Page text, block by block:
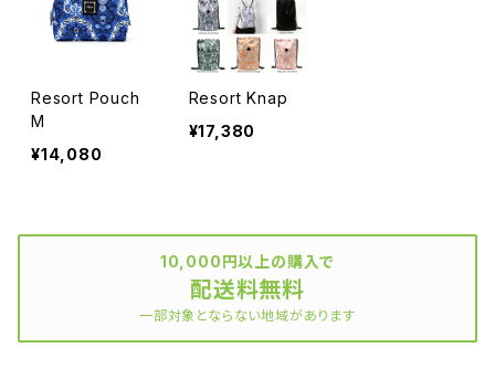
Resort Pouch
M
¥14,080
Resort Knap
¥17,380
10,000円以上の購入で
配送料無料
一部対象とならない地域があります